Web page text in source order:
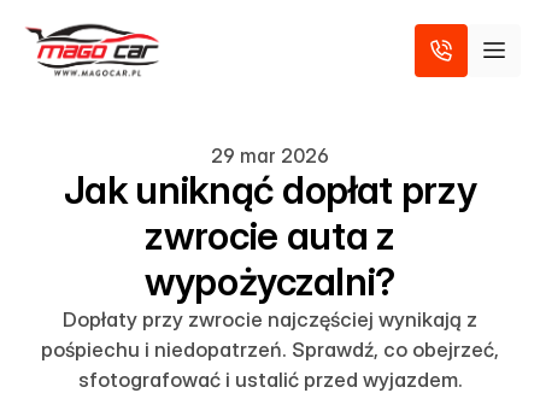
29 mar 2026
Jak uniknąć dopłat przy
zwrocie auta z
wypożyczalni?
Dopłaty przy zwrocie najczęściej wynikają z
pośpiechu i niedopatrzeń. Sprawdź, co obejrzeć,
sfotografować i ustalić przed wyjazdem.